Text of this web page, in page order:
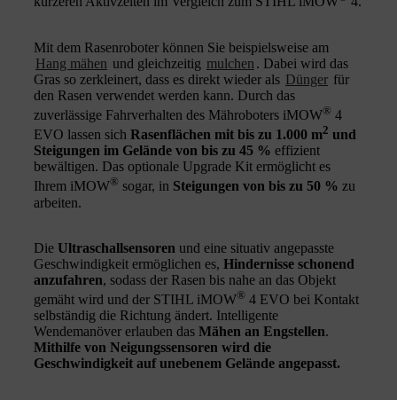
Mit dem Rasenroboter können Sie beispielsweise am
Hang mähen und gleichzeitig mulchen . Dabei wird das
Gras so zerkleinert, dass es direkt wieder als Dünger für
den Rasen verwendet werden kann. Durch das
zuverlässige Fahrverhalten des Mähroboters iMOW® 4
EVO lassen sich Rasenflächen mit bis zu 1.000 m2 und
Steigungen im Gelände von bis zu 45 % effizient
bewältigen. Das optionale Upgrade Kit ermöglicht es
Ihrem iMOW® sogar, in Steigungen von bis zu 50 % zu
arbeiten.
Die Ultraschallsensoren und eine situativ angepasste
Geschwindigkeit ermöglichen es, Hindernisse schonend
anzufahren, sodass der Rasen bis nahe an das Objekt
gemäht wird und der STIHL iMOW® 4 EVO bei Kontakt
selbständig die Richtung ändert. Intelligente
Wendemanöver erlauben das Mähen an Engstellen.
Mithilfe von Neigungssensoren wird die
Geschwindigkeit auf unebenem Gelände angepasst.